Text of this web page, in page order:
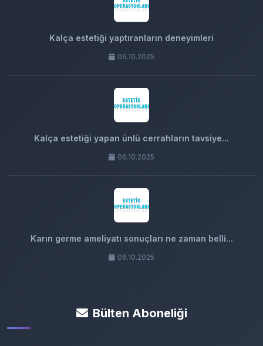
Kalça estetiği yaptıranların deneyimleri
06.10.2025
Kalça estetiği yapan ünlü cerrahların tavsiye...
06.10.2025
Karın germe ameliyatı sonuçları ne zaman belli...
06.10.2025
Bülten Aboneliği